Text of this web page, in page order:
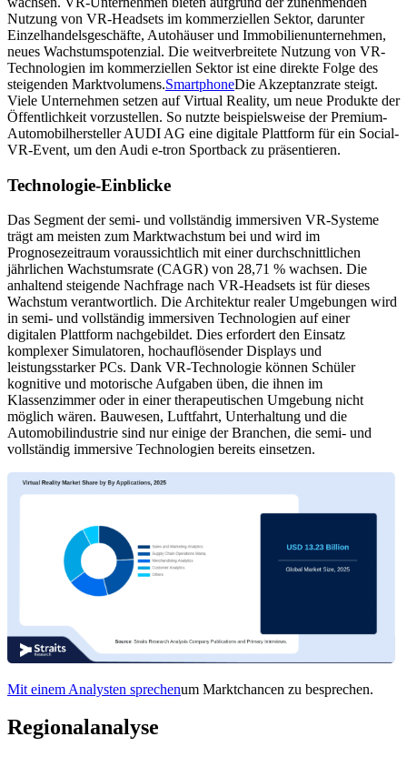
Nutzung von VR-Headsets im kommerziellen Sektor, darunter
Einzelhandelsgeschäfte, Autohäuser und Immobilienunternehmen,
neues Wachstumspotenzial. Die weitverbreitete Nutzung von VR-
Technologien im kommerziellen Sektor ist eine direkte Folge des
steigenden Marktvolumens.SmartphoneDie Akzeptanzrate steigt.
Viele Unternehmen setzen auf Virtual Reality, um neue Produkte der
Öffentlichkeit vorzustellen. So nutzte beispielsweise der Premium-
Automobilhersteller AUDI AG eine digitale Plattform für ein Social-
VR-Event, um den Audi e-tron Sportback zu präsentieren.
Technologie-Einblicke
Das Segment der semi- und vollständig immersiven VR-Systeme
trägt am meisten zum Marktwachstum bei und wird im
Prognosezeitraum voraussichtlich mit einer durchschnittlichen
jährlichen Wachstumsrate (CAGR) von 28,71 % wachsen. Die
anhaltend steigende Nachfrage nach VR-Headsets ist für dieses
Wachstum verantwortlich. Die Architektur realer Umgebungen wird
in semi- und vollständig immersiven Technologien auf einer
digitalen Plattform nachgebildet. Dies erfordert den Einsatz
komplexer Simulatoren, hochauflösender Displays und
leistungsstarker PCs. Dank VR-Technologie können Schüler
kognitive und motorische Aufgaben üben, die ihnen im
Klassenzimmer oder in einer therapeutischen Umgebung nicht
möglich wären. Bauwesen, Luftfahrt, Unterhaltung und die
Automobilindustrie sind nur einige der Branchen, die semi- und
vollständig immersive Technologien bereits einsetzen.
Mit einem Analysten sprechenum Marktchancen zu besprechen.
Regionalanalyse